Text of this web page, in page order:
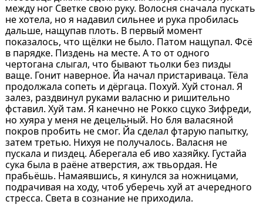
между ног Светке свою руку. Волосня сначала пускать
не хотела, но я надавил сильнее и рука пробилась
дальше, нащупав плоть. В первый момент
показалось, что щёлки не было. Патом нащупал. Фсё
в парядке. Пиздень на месте. А то от одного
чертогана слыгал, что бывают тьолки без пизды
ваще. Гонит наверное. Йа начал пристариваца. Тёла
продолжала сопеть и дёргаца. Похуй. Хуй стонал. Я
залез, раздвинул руками валасню и ришительно
фставил. Хуй там. Я канечно не Рокко сцуко Зифреди,
но хуяра у меня не децельный. Но бля валасяной
покров пробить не смог. Йа сделал фтарую папытку,
затем третью. Нихуя не получалось. Валасня не
пускала и пиздец. Аберегала еб иво хазяйку. Густайа
сука была в раёне атверстия, аж твьордая. Не
прабьёшь. Намаявшись, я кинулся за ножницами,
подрачивая на ходу, чтоб уберечь хуй ат ачередного
стресса. Света в сознание не приходила.